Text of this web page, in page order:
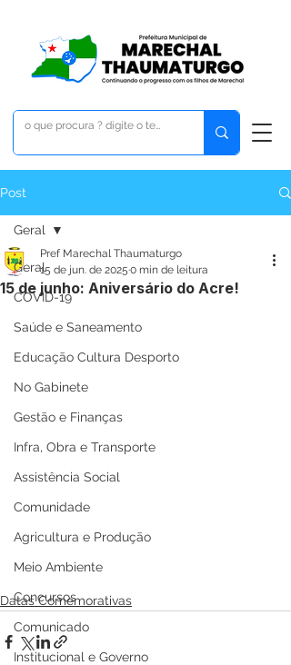
Post
Geral
COVID-19
Saúde e Saneamento
Educação Cultura Desporto
No Gabinete
Gestão e Finanças
Infra, Obra e Transporte
Assistência Social
Comunidade
Agricultura e Produção
Meio Ambiente
Concursos
Comunicado
Institucional e Governo
Geral
15 de junho: Aniversário do Acre!
Pref Marechal Thaumaturgo
15 de jun. de 2025 0 min de leitura
Datas Comemorativas